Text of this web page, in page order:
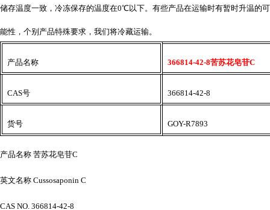
储存温度一致，冷冻保存的温度在0℃以下。有些产品在运输时有暂时升温的可
能性，个别产品特殊要求，我们将冷藏运输。
产品名称 366814-42-8苦苏花皂苷C
CAS号 366814-42-8
货号 GOY-R7893
产品名称 苦苏花皂苷C
英文名称 Cussosaponin C
CAS NO. 366814-42-8